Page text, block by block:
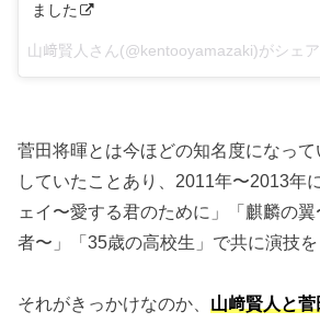
ました
菅田将暉とは今ほどの知名度になっ
していたことあり、2011年〜2013年
ェイ〜愛する君のために」「麒麟の
者〜」「35歳の高校生」で共に演技を
それがきっかけなのか、 山﨑賢人と